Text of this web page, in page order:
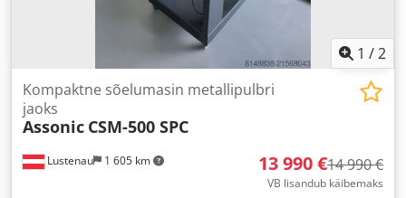
1 /2
Lustenau 1 605 km
Kompaktne sõelumasin metallipulbri
jaoks
Assonic CSM-500 SPC
13 990 €14 990 €
VB lisandub käibemaks